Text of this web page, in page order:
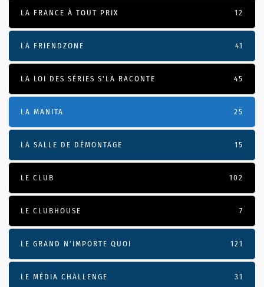
LA FRANCE À TOUT PRIX 12
LA FRIENDZONE 41
LA LOI DES SÉRIES S'LA RACONTE 45
LA MANITA 25
LA SALLE DE DÉMONTAGE 15
LE CLUB 102
LE CLUBHOUSE 7
LE GRAND N’IMPORTE QUOI 121
LE MÉDIA CHALLENGE 31